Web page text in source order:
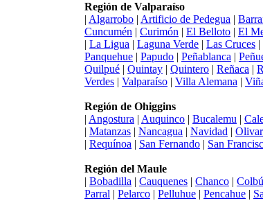
Región de Valparaíso
| Algarrobo | Artificio de Pedegua |
Cuncumén | Curimón | El Belloto | El
| La Ligua | Laguna Verde | Las Cruces |
Panquehue | Papudo | Peñablanca |
Quilpué | Quintay | Quintero | Reñaca |
Verdes | Valparaíso | Villa Alemana |
Región de Ohiggins
| Angostura | Auquinco | Bucalemu |
| Matanzas | Nancagua | Navidad | Olivar
| Requínoa | San Fernando | San
Región del Maule
| Bobadilla | Cauquenes | Chanco |
Parral | Pelarco | Pelluhue | Pencahue |